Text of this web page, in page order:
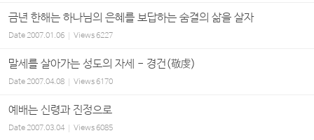
금년 한해는 하나님의 은혜를 보답하는 숨결의 삶을 살자
Date2007.01.06 Views6227
말세를 살아가는 성도의 자세 - 경건(敬虔)
Date2007.04.08 Views6170
예배는 신령과 진정으로
Date2007.03.04 Views6085